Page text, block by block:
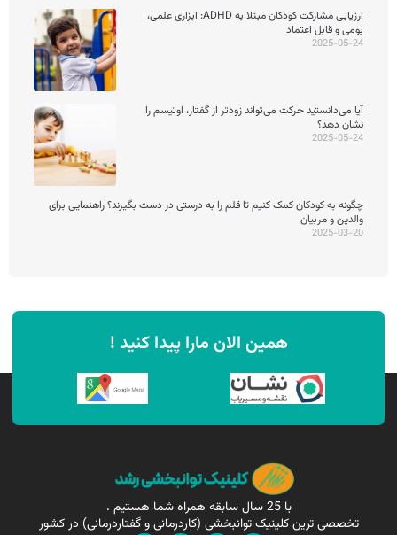
ارزیابی مشارکت کودکان مبتلا به ADHD: ابزاری علمی،
بومی و قابل اعتماد
2025-05-24
آیا می‌دانستید حرکت می‌تواند زودتر از گفتار، اوتیسم را
نشان دهد؟
2025-05-24
چگونه به کودکان کمک کنیم تا قلم را به درستی در دست بگیرند؟ راهنمایی برای
والدین و مربیان
2025-03-20
همین الان مارا پیدا کنید !
با 25 سال سابقه همراه شما هستیم .
تخصصی ترین کلینیک توانبخشی (کاردرمانی و گفتاردرمانی) در کشور